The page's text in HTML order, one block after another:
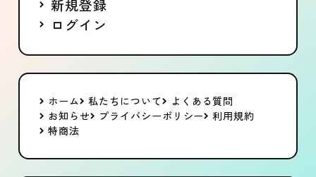
新規登録
ログイン
ホーム 私たちについて
よくある質問
お知らせ
プライバシーポリシー 利用規約
特商法